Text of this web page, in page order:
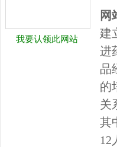
我要认领此网站
网
建
进
品
的
关
其